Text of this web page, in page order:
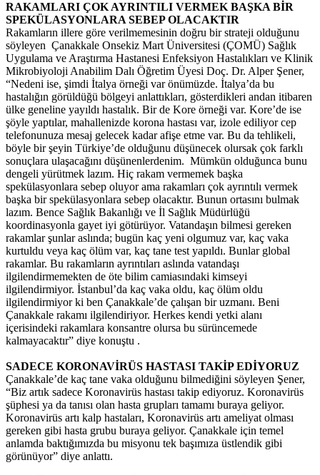
RAKAMLARI ÇOK AYRINTILI VERMEK BAŞKA BİR
SPEKÜLASYONLARA SEBEP OLACAKTIR
Rakamların illere göre verilmemesinin doğru bir strateji olduğunu
söyleyen Çanakkale Onsekiz Mart Üniversitesi (ÇOMÜ) Sağlık
Uygulama ve Araştırma Hastanesi Enfeksiyon Hastalıkları ve Klinik
Mikrobiyoloji Anabilim Dalı Öğretim Üyesi Doç. Dr. Alper Şener,
“Nedeni ise, şimdi İtalya örneği var önümüzde. İtalya’da bu
hastalığın görüldüğü bölgeyi anlattıkları, gösterdikleri andan itibaren
ülke geneline yayıldı hastalık. Bir de Kore örneği var. Kore’de ise
şöyle yaptılar, mahallenizde korona hastası var, izole ediliyor cep
telefonunuza mesaj gelecek kadar afişe etme var. Bu da tehlikeli,
böyle bir şeyin Türkiye’de olduğunu düşünecek olursak çok farklı
sonuçlara ulaşacağını düşünenlerdenim. Mümkün olduğunca bunu
dengeli yürütmek lazım. Hiç rakam vermemek başka
spekülasyonlara sebep oluyor ama rakamları çok ayrıntılı vermek
başka bir spekülasyonlara sebep olacaktır. Bunun ortasını bulmak
lazım. Bence Sağlık Bakanlığı ve İl Sağlık Müdürlüğü
koordinasyonla gayet iyi götürüyor. Vatandaşın bilmesi gereken
rakamlar şunlar aslında; bugün kaç yeni olgumuz var, kaç vaka
kurtuldu veya kaç ölüm var, kaç tane test yapıldı. Bunlar global
rakamlar. Bu rakamların ayrıntıları aslında vatandaşı
ilgilendirmemekten de öte bilim camiasındaki kimseyi
ilgilendirmiyor. İstanbul’da kaç vaka oldu, kaç ölüm oldu
ilgilendirmiyor ki ben Çanakkale’de çalışan bir uzmanı. Beni
Çanakkale rakamı ilgilendiriyor. Herkes kendi yetki alanı
içerisindeki rakamlara konsantre olursa bu sürüncemede
kalmayacaktır” diye konuştu .
SADECE KORONAVİRÜS HASTASI TAKİP EDİYORUZ
Çanakkale’de kaç tane vaka olduğunu bilmediğini söyleyen Şener,
“Biz artık sadece Koronavirüs hastası takip ediyoruz. Koronavirüs
şüphesi ya da tanısı olan hasta grupları tamamı buraya geliyor.
Koronavirüs artı kalp hastaları, Koronavirüs artı ameliyat olması
gereken gibi hasta grubu buraya geliyor. Çanakkale için temel
anlamda baktığımızda bu misyonu tek başımıza üstlendik gibi
görünüyor” diye anlattı.